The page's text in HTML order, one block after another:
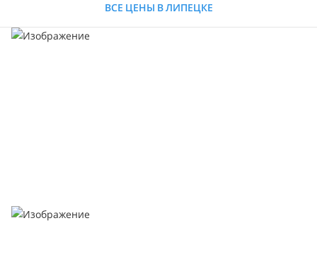
ВСЕ ЦЕНЫ В ЛИПЕЦКЕ